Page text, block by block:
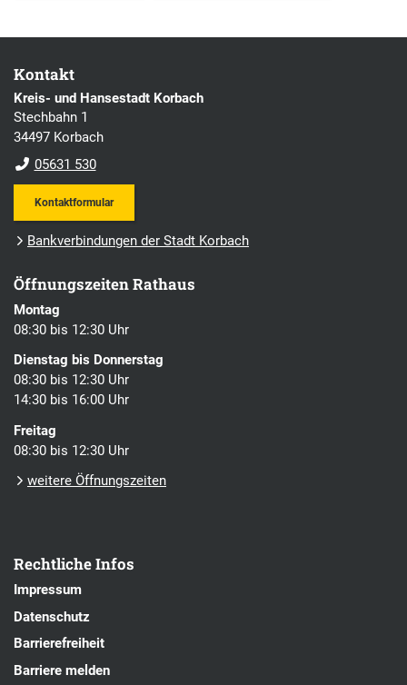
Kontakt
Kreis- und Hansestadt Korbach
Stechbahn 1
34497 Korbach
05631 530
Kontaktformular
Bankverbindungen der Stadt Korbach
Öffnungszeiten Rathaus
Montag
08:30 bis 12:30 Uhr
Dienstag bis Donnerstag
08:30 bis 12:30 Uhr
14:30 bis 16:00 Uhr
Freitag
08:30 bis 12:30 Uhr
weitere Öffnungszeiten
Rechtliche Infos
Impressum
Datenschutz
Barrierefreiheit
Barriere melden